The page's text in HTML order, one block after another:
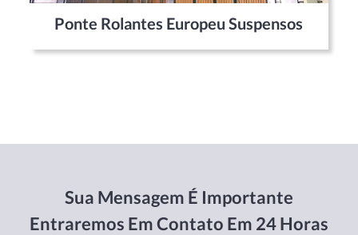
Ponte Rolantes Europeu Suspensos
Sua Mensagem É Importante
Entraremos Em Contato Em 24 Horas